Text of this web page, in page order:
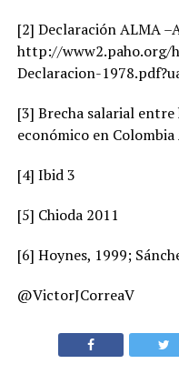
[2] Declaración ALMA
http://www2.paho.org/
Declaracion-
[3] Brecha salarial
económico en
[4] Ibid 3
[5] Chioda 2011
[6] Hoynes, 1999;
@VictorJCorreaV